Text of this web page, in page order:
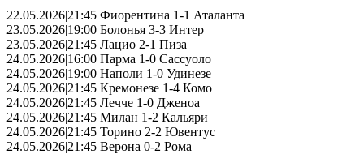
22.05.2026|21:45 Фиорентина 1-1 Аталанта
23.05.2026|19:00 Болонья 3-3 Интер
23.05.2026|21:45 Лацио 2-1 Пиза
24.05.2026|16:00 Парма 1-0 Сассуоло
24.05.2026|19:00 Наполи 1-0 Удинезе
24.05.2026|21:45 Кремонезе 1-4 Комо
24.05.2026|21:45 Лечче 1-0 Дженоа
24.05.2026|21:45 Милан 1-2 Кальяри
24.05.2026|21:45 Торино 2-2 Ювентус
24.05.2026|21:45 Верона 0-2 Рома